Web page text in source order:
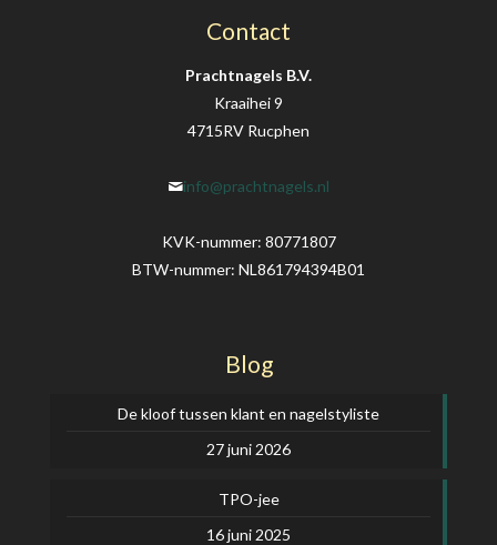
Contact
Prachtnagels B.V.
Kraaihei 9
4715RV Rucphen
info@prachtnagels.nl
KVK-nummer: 80771807
BTW-nummer: NL861794394B01
Blog
De kloof tussen klant en nagelstyliste
27 juni 2026
TPO-jee
16 juni 2025